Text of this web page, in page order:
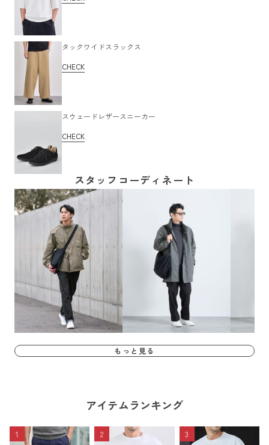
タックワイドスラックス
CHECK
スウェードレザースニーカー
CHECK
スタッフコーディネート
もっと見る
アイテムランキング
1 2 3